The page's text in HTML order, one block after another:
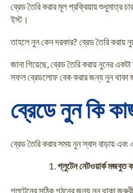
ব্রেড তৈরি করার মূল প্রক্রিয়ায় শুধুমাত্র
ইস্ট।
তাহলে নুন কেন দরকার? ব্রেড তৈরি করায়
জানা গিয়েছে, ব্রেড তৈরি করায় নুনের
সফল ব্রেডলোফ বেক করার জন্য নুন থাকা
ব্রেডে নুন কি
ব্রেড তৈরি করার সময় নুন স্বাদ বাড়ায়
গ্লুটেন নেটওয়ার্ক মজবুত
গ্লুটেনের সঠিক গঠনের জন্য নুন থাকা